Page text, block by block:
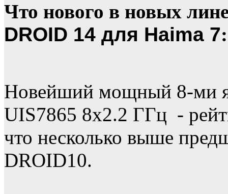
Что нового в новых
DROID 14 для Haima 7:
Новейший мощный 8-ми
UIS7865 8х2.2 ГГц -
что несколько выше
DROID10.